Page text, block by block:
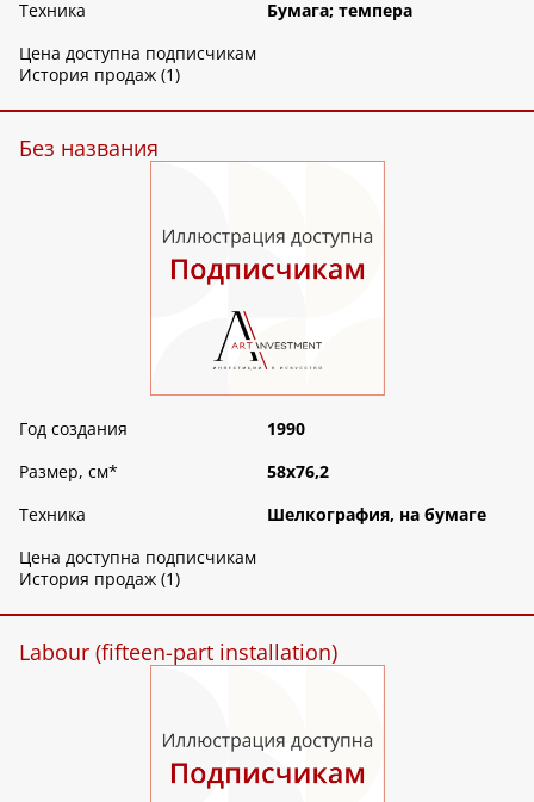
Техника
Бумага; темпера
Цена доступна подписчикам
История продаж (1)
Без названия
Год создания
1990
Размер, см*
58х76,2
Техника
Шелкография, на бумаге
Цена доступна подписчикам
История продаж (1)
Labour (fifteen-part installation)